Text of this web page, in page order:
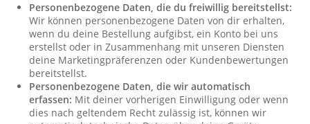
Personenbezogene Daten, die du freiwillig bereitstellst:
Wir können personenbezogene Daten von dir erhalten,
wenn du deine Bestellung aufgibst, ein Konto bei uns
erstellst oder in Zusammenhang mit unseren Diensten
deine Marketingpräferenzen oder Kundenbewertungen
bereitstellst.
Personenbezogene Daten, die wir automatisch
erfassen: Mit deiner vorherigen Einwilligung oder wenn
dies nach geltendem Recht zulässig ist, können wir